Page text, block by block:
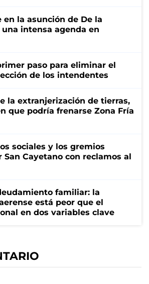
en la asunción de De la
intensa agenda en
paso para eliminar el
de los intendentes
la extranjerización de tierras,
que podría frenarse Zona Fría
sociales y los gremios
San Cayetano con reclamos al
familiar: la
está peor que el
en dos variables clave